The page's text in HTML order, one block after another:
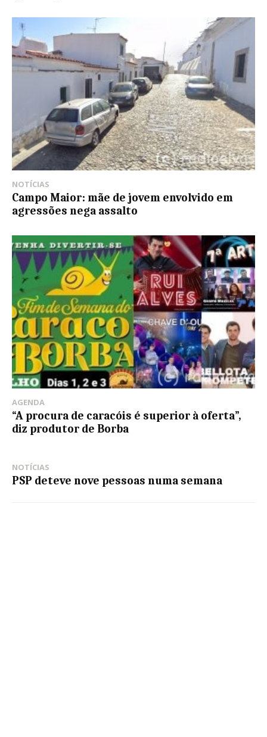
NOTÍCIAS
Campo Maior: mãe de jovem envolvido em
agressões nega assalto
AGENDA
“A procura de caracóis é superior à oferta”,
diz produtor de Borba
NOTÍCIAS
PSP deteve nove pessoas numa semana